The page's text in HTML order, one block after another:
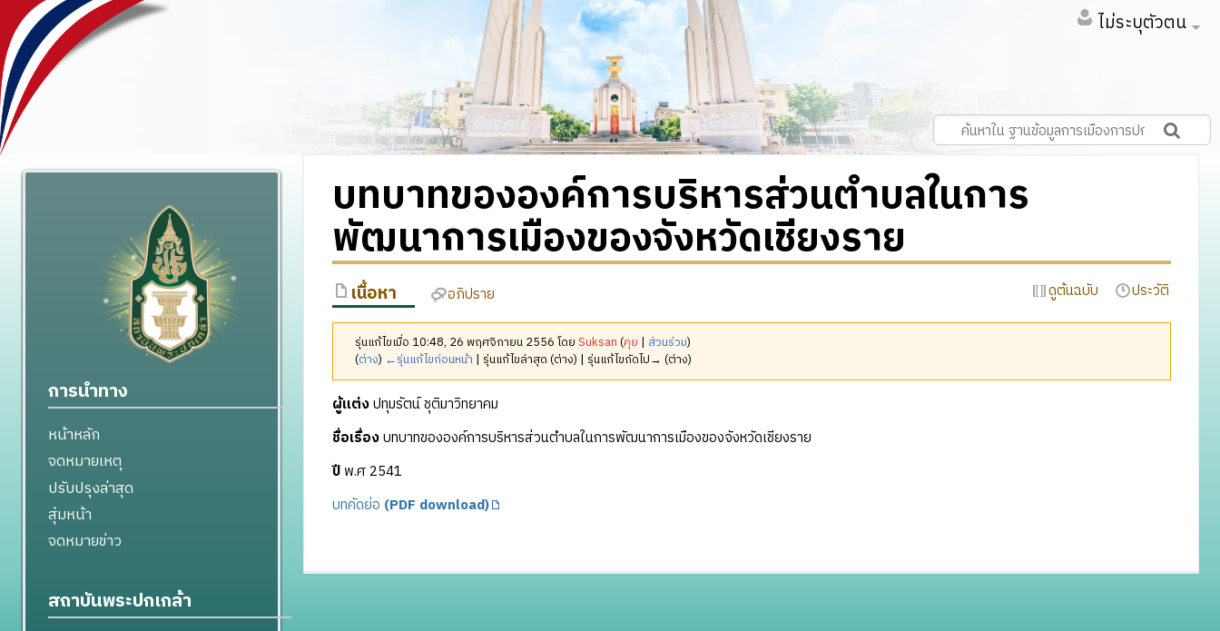
ไม่ระบุตัวตน
บทบาทขององค์การบริหารส่วนตำบลในการ
พัฒนาการเมืองของจังหวัดเชียงราย
เนื้อหา อภิปราย ดูต้นฉบับ ประวัติ
รุ่นแก้ไขเมื่อ 10:48, 26 พฤศจิกายน 2556 โดยSuksan (คุย | ส่วนร่วม)
(ต่าง) ←รุ่นแก้ไขก่อนหน้า | รุ่นแก้ไขล่าสุด (ต่าง) | รุ่นแก้ไขถัดไป→ (ต่าง)
ผู้แต่งปทุมรัตน์ ชุติมาวิทยาคม
ชื่อเรื่องบทบาทขององค์การบริหารส่วนตำบลในการพัฒนาการเมืองของจังหวัดเชียงราย
ปีพ.ศ 2541
บทคัดย่อ (PDF download)
การนำทาง
หน้าหลัก
จดหมายเหตุ
ปรับปรุงล่าสุด
สุ่มหน้า
จดหมายข่าว
สถาบันพระปกเกล้า